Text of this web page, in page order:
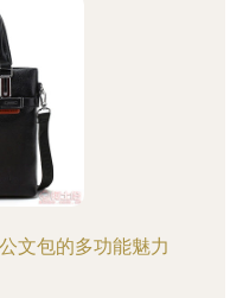
文包的多功能魅力